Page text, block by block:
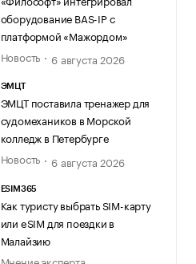
оборудование BAS-IP с
платформой «Мажордом»
Новость
6 августа 2026
ЭМЦТ
ЭМЦТ поставила тренажер для
судомехаников в Морской
колледж в Петербурге
Новость
6 августа 2026
ESIM365
Как туристу выбрать SIM-карту
или eSIM для поездки в
Малайзию
Мнение эксперта